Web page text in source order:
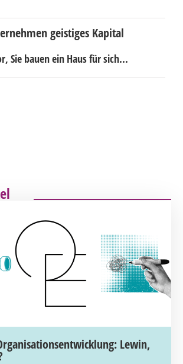
geistiges Kapital
Sie bauen ein Haus für sich...
Lewin,